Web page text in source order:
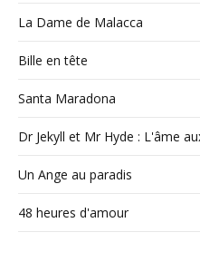
La Dame de Malacca
Bille en tête
Santa Maradona
Dr Jekyll et Mr Hyde : L'âme
Un Ange au paradis
48 heures d'amour